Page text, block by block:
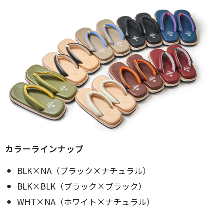
カラーラインナップ
BLK×NA（ブラック×ナチュラル）
BLK×BLK（ブラック×ブラック）
WHT×NA（ホワイト×ナチュラル）